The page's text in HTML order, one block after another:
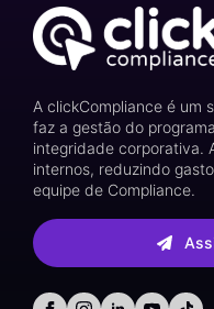
A clickCompliance é um
faz a gestão do
integridade corporativa.
internos, reduzindo
equipe de Compliance.